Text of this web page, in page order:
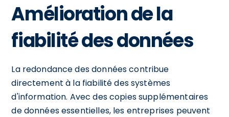
Amélioration de la
fiabilité des données
La redondance des données contribue
directement à la fiabilité des systèmes
d'information. Avec des copies supplémentaires
de données essentielles, les entreprises peuvent